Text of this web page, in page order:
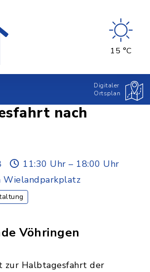
15 °C
Digitaler
Ortsplan
nach
11:30 Uhr – 18:00 Uhr
Wielandparkplatz
Vöhringen
zur Halbtagesfahrt der